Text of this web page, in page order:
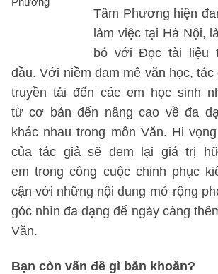
Tâm Phương hiện
làm việc tại Hà Nội,
bó với Đọc tài liệu
đầu. Với niềm đam mê văn học, tác
truyền tải đến các em học sinh
từ cơ bản đến nâng cao về đa
khác nhau trong môn Văn. Hi
của tác giả sẽ đem lại giá trị
em trong công cuộc chinh phục
cận với những nội dung mở rộng
góc nhìn đa dạng để ngày càng
Văn.
Bạn còn vấn đề gì băn khoăn?